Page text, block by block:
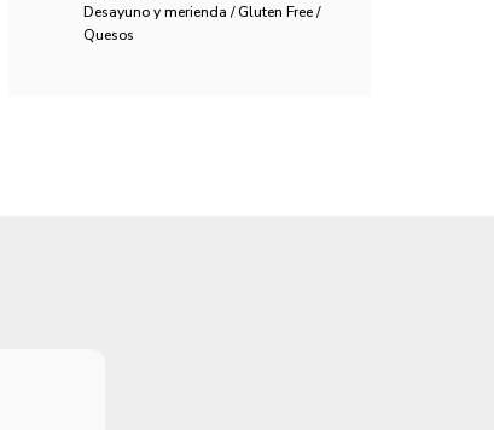
Desayuno y merienda / Gluten Free /
Quesos